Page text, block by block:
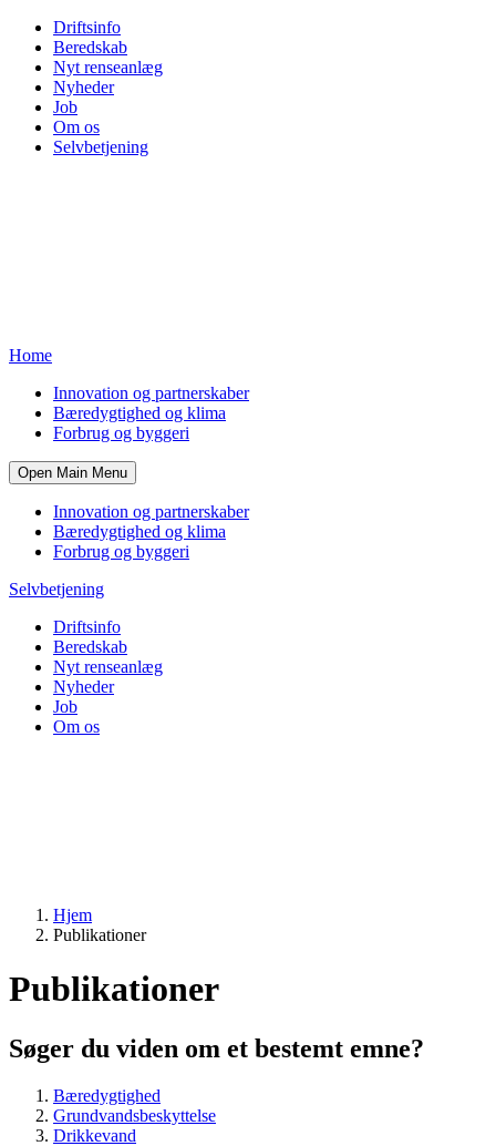
Driftsinfo
Beredskab
Nyt renseanlæg
Nyheder
Job
Om os
Selvbetjening
Home
Innovation og partnerskaber
Bæredygtighed og klima
Forbrug og byggeri
Open Main Menu
Innovation og partnerskaber
Bæredygtighed og klima
Forbrug og byggeri
Selvbetjening
Driftsinfo
Beredskab
Nyt renseanlæg
Nyheder
Job
Om os
Hjem
Publikationer
Publikationer
Søger du viden om et bestemt emne?
Bæredygtighed
Grundvandsbeskyttelse
Drikkevand